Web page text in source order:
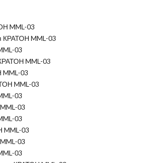
MML-03
КРАТОН MML-03
03
MML-03
03
MML-03
03
03
03
03
03
03